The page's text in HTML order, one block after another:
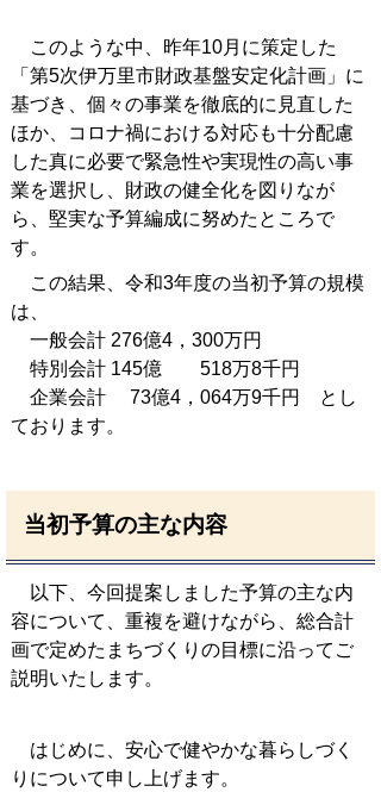
このような中、昨年10月に策定した
「第5次伊万里市財政基盤安定化計画」に
基づき、個々の事業を徹底的に見直した
ほか、コロナ禍における対応も十分配慮
した真に必要で緊急性や実現性の高い事
業を選択し、財政の健全化を図りなが
ら、堅実な予算編成に努めたところで
す。
この結果、令和3年度の当初予算の規模
は、
一般会計 276億4，300万円
特別会計 145億 518万8千円
企業会計 73億4，064万9千円 とし
ております。
当初予算の主な内容
以下、今回提案しました予算の主な内
容について、重複を避けながら、総合計
画で定めたまちづくりの目標に沿ってご
説明いたします。
はじめに、安心で健やかな暮らしづく
りについて申し上げます。